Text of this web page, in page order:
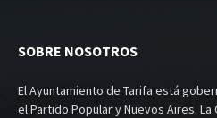
SOBRE NOSOTROS
El Ayuntamiento de Tarifa está
el Partido Popular y Nuevos Aires.